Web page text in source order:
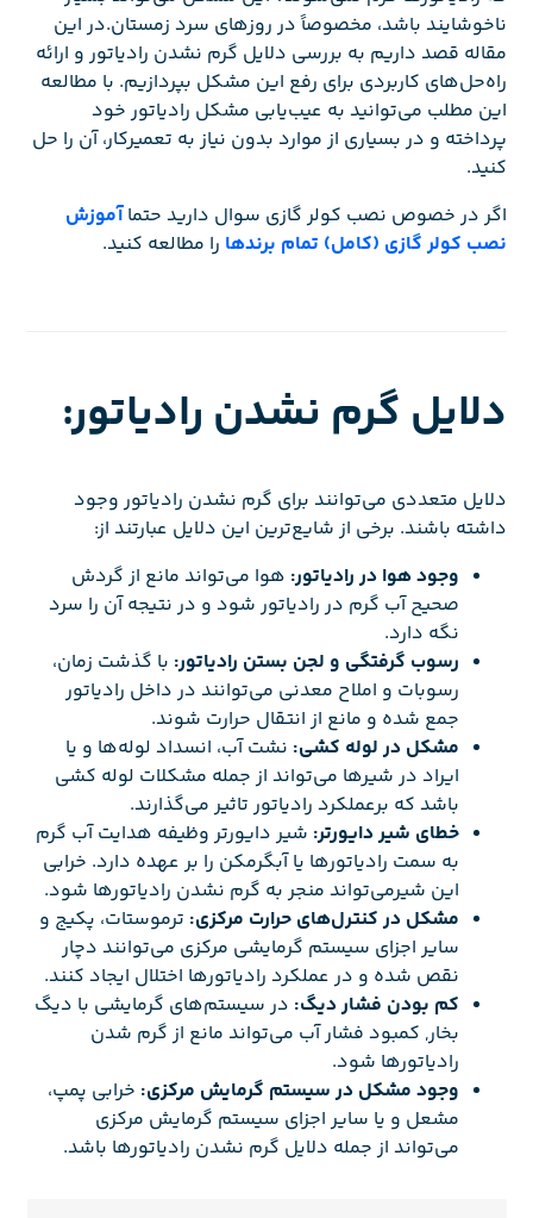
ناخوشایند باشد، مخصوصاً در روزهای سرد زمستان.در این
مقاله قصد داریم به بررسی دلایل گرم نشدن رادیاتور و ارائه
راه‌حل‌های کاربردی برای رفع این مشکل بپردازیم. با مطالعه
این مطلب می‌توانید به عیب‌یابی مشکل رادیاتور خود
پرداخته و در بسیاری از موارد بدون نیاز به تعمیرکار، آن را حل
کنید.
اگر در خصوص نصب کولر گازی سوال دارید حتماآموزش
نصب کولر گازی (کامل) تمام برندها را مطالعه کنید.
دلایل گرم نشدن رادیاتور:
دلایل متعددی می‌توانند برای گرم نشدن رادیاتور وجود
داشته باشند. برخی از شایع‌ترین این دلایل عبارتند از:
وجود هوا در رادیاتور: هوا می‌تواند مانع از گردش
صحیح آب گرم در رادیاتور شود و در نتیجه آن را سرد
نگه دارد.
رسوب گرفتگی و لجن بستن رادیاتور: با گذشت زمان،
رسوبات و املاح معدنی می‌توانند در داخل رادیاتور
جمع شده و مانع از انتقال حرارت شوند.
مشکل در لوله کشی: نشت آب، انسداد لوله‌ها و یا
ایراد در شیرها می‌تواند از جمله مشکلات لوله کشی
باشد که برعملکرد رادیاتور تاثیر می‌گذارند.
خطای شیر دایورتر: شیر دایورتر وظیفه هدایت آب گرم
به سمت رادیاتورها یا آبگرمکن را بر عهده دارد. خرابی
این شیرمی‌تواند منجر به گرم نشدن رادیاتورها شود.
مشکل در کنترل‌های حرارت مرکزی: ترموستات، پکیج و
سایر اجزای سیستم گرمایشی مرکزی می‌توانند دچار
نقص شده و در عملکرد رادیاتورها اختلال ایجاد کنند.
کم بودن فشار دیگ: در سیستم‌های گرمایشی با دیگ
بخار, کمبود فشار آب می‌تواند مانع از گرم شدن
رادیاتورها شود.
وجود مشکل در سیستم گرمایش مرکزی: خرابی پمپ،
مشعل و یا سایر اجزای سیستم گرمایش مرکزی
می‌تواند از جمله دلایل گرم نشدن رادیاتورها باشد.